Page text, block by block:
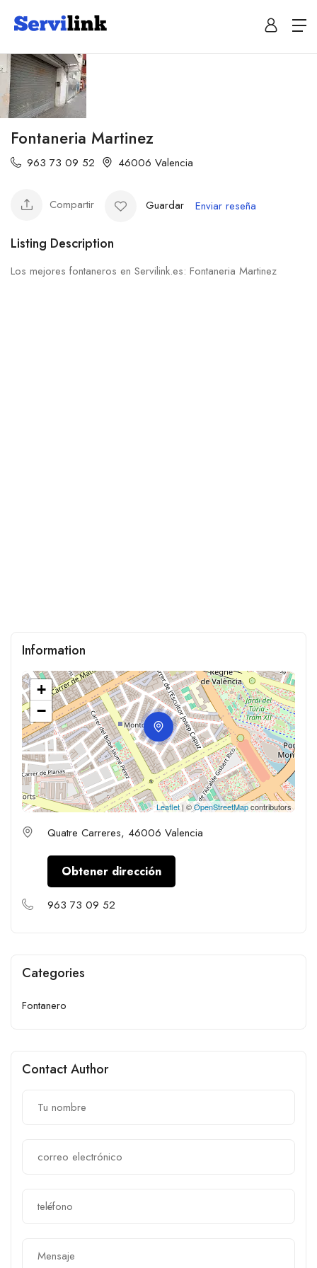
Fontaneria Martinez
963 73 09 52 46006 Valencia
Compartir Guardar Enviar reseña
Listing Description
Los mejores fontaneros en Servilink.es: Fontaneria Martinez
Information
+
−
Leaflet | ©OpenStreetMapcontributors
Quatre Carreres, 46006 Valencia
Obtener dirección
963 73 09 52
Categories
Fontanero
Contact Author